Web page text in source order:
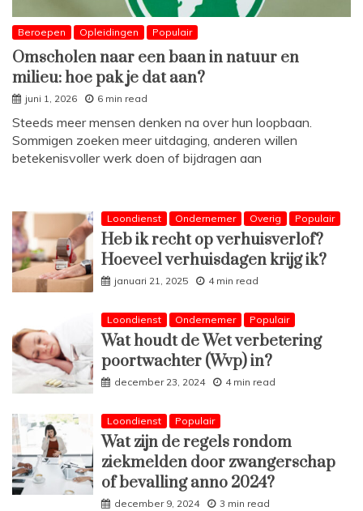
Beroepen Opleidingen Populair
Omscholen naar een baan in natuur en
milieu: hoe pak je dat aan?
juni 1, 2026 6 min read
Steeds meer mensen denken na over hun loopbaan.
Sommigen zoeken meer uitdaging, anderen willen
betekenisvoller werk doen of bijdragen aan
Loondienst Ondernemer Overig Populair
Heb ik recht op verhuisverlof?
Hoeveel verhuisdagen krijg ik?
januari 21, 2025 4 min read
Loondienst Ondernemer Populair
Wat houdt de Wet verbetering
poortwachter (Wvp) in?
december 23, 2024 4 min read
Loondienst Populair
Wat zijn de regels rondom
ziekmelden door zwangerschap
of bevalling anno 2024?
december 9, 2024 3 min read